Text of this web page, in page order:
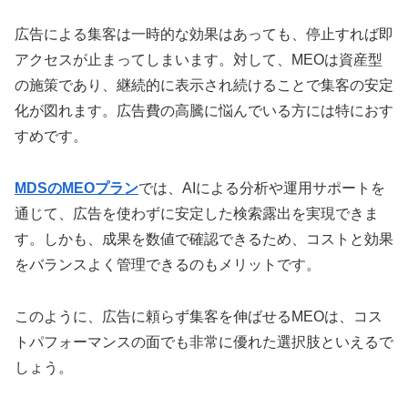
広告による集客は一時的な効果はあっても、停止すれば即
アクセスが止まってしまいます。対して、MEOは資産型
の施策であり、継続的に表示され続けることで集客の安定
化が図れます。広告費の高騰に悩んでいる方には特におす
すめです。
MDSのMEOプランでは、AIによる分析や運用サポートを
通じて、広告を使わずに安定した検索露出を実現できま
す。しかも、成果を数値で確認できるため、コストと効果
をバランスよく管理できるのもメリットです。
このように、広告に頼らず集客を伸ばせるMEOは、コス
トパフォーマンスの面でも非常に優れた選択肢といえるで
しょう。